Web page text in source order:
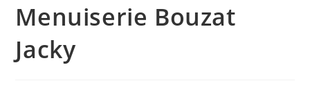
Menuiserie Bouzat
Jacky